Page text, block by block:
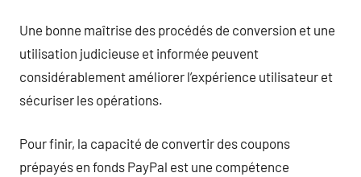
Une bonne maîtrise des procédés de conversion et une
utilisation judicieuse et informée peuvent
considérablement améliorer l’expérience utilisateur et
sécuriser les opérations.
Pour finir, la capacité de convertir des coupons
prépayés en fonds PayPal est une compétence